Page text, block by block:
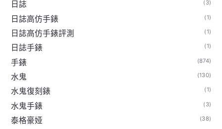
日誌 (3)
日誌高仿手錶 (1)
日誌高仿手錶評測 (1)
日誌手錶 (1)
手錶 (874)
水鬼 (130)
水鬼復刻錶 (1)
水鬼手錶 (3)
泰格豪娅 (38)